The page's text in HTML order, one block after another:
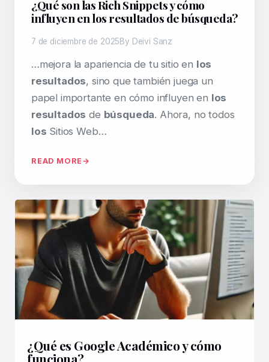
¿Qué son las Rich Snippets y cómo
influyen en los resultados de búsqueda?
7 de diciembre de 2025By Deivi Sanz
…mejora la apariencia de tu sitio en los
resultados, sino que también juega un
papel importante en cómo influyen en los
resultados de búsqueda. Ahora, no todos
los Sitios Web…
READ MORE
¿Qué es Google Académico y cómo
funciona?